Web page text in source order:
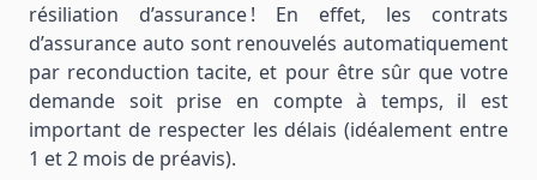
résiliation d’assurance ! En effet, les contrats
d’assurance auto sont renouvelés automatiquement
par reconduction tacite, et pour être sûr que votre
demande soit prise en compte à temps, il est
important de respecter les délais (idéalement entre
1 et 2 mois de préavis).